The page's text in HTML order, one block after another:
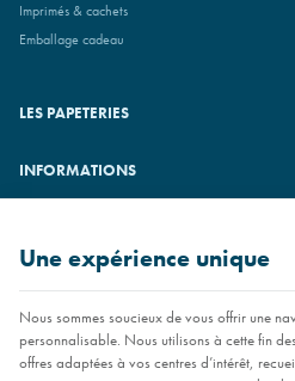
Imprimés & cachets
Emballage cadeau
LES PAPETERIES
INFORMATIONS
Une expérience unique
Nous sommes soucieux de vous offrir une
personnalisable. Nous utilisons à cette fin
offres adaptées à vos centres d’intérêt,